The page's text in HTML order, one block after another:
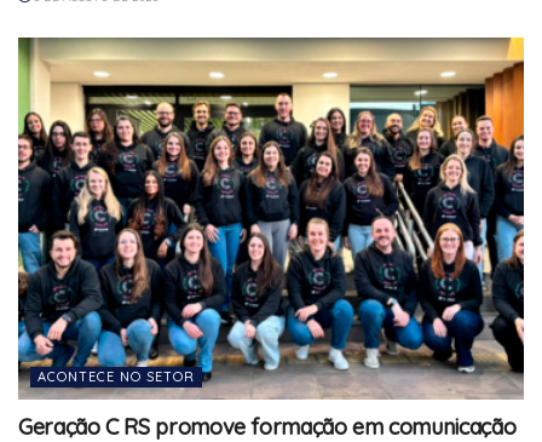
ACONTECE NO SETOR
Geração C RS promove formação em comunicação